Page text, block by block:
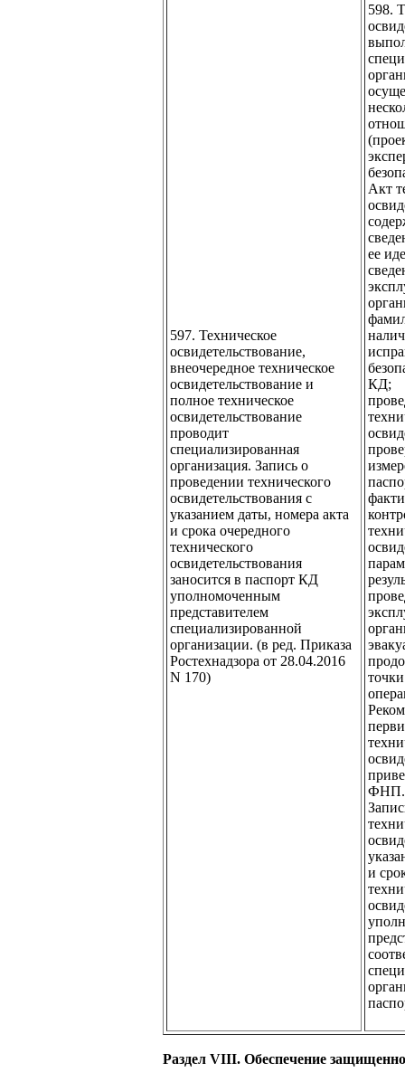
597. Техническое
освидетельствование,
внеочередное техническое
освидетельствование и
полное техническое
освидетельствование
проводит
специализированная
организация. Запись о
проведении технического
освидетельствования с
указанием даты, номера акта
и срока очередного
технического
освидетельствования
заносится в паспорт КД
уполномоченным
представителем
специализированной
организации. (в ред. Приказа
Ростехнадзора от 28.04.2016
N 170)
598.
Акт
ее
КД;
ФНП.
и
Раздел VIII. Обеспечение